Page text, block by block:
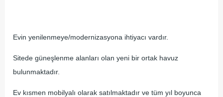
Evin yenilenmeye/modernizasyona ihtiyacı vardır.
Sitede güneşlenme alanları olan yeni bir ortak havuz
bulunmaktadır.
Ev kısmen mobilyalı olarak satılmaktadır ve tüm yıl boyunca